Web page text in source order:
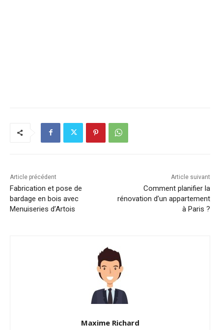
Article précédent
Fabrication et pose de
bardage en bois avec
Menuiseries d’Artois
Article suivant
Comment planifier la
rénovation d’un appartement
à Paris ?
Maxime Richard